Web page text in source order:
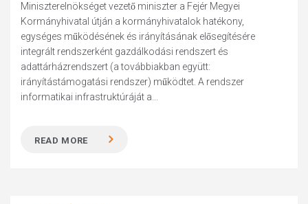
Miniszterelnökséget vezető miniszter a Fejér Megyei
Kormányhivatal útján a kormányhivatalok hatékony,
egységes működésének és irányításának elősegítésére
integrált rendszerként gazdálkodási rendszert és
adattárházrendszert (a továbbiakban együtt:
irányítástámogatási rendszer) működtet. A rendszer
informatikai infrastruktúráját a...
READ MORE